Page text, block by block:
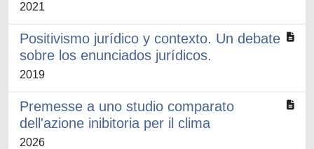
2021
Positivismo jurídico y contexto. Un debate
sobre los enunciados jurídicos.
2019
Premesse a uno studio comparato
dell'azione inibitoria per il clima
2026